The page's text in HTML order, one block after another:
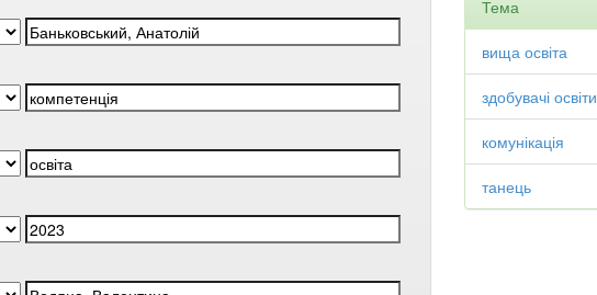
Тема
вища освіта
здобувачі освіти
комунікація
танець